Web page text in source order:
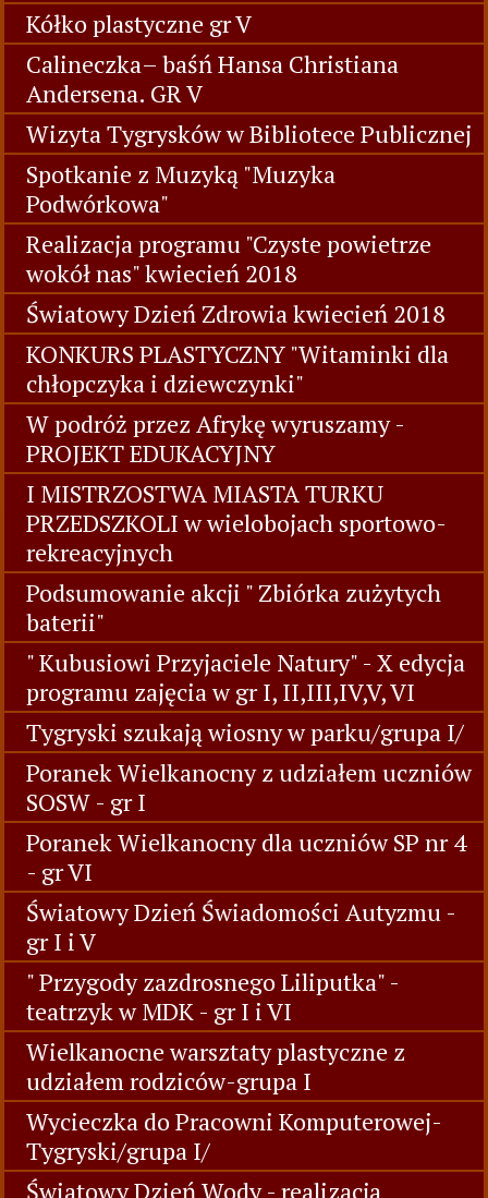
Kółko plastyczne gr V
Calineczka– baśń Hansa Christiana
Andersena. GR V
Wizyta Tygrysków w Bibliotece Publicznej
Spotkanie z Muzyką "Muzyka
Podwórkowa"
Realizacja programu "Czyste powietrze
wokół nas" kwiecień 2018
Światowy Dzień Zdrowia kwiecień 2018
KONKURS PLASTYCZNY "Witaminki dla
chłopczyka i dziewczynki"
W podróż przez Afrykę wyruszamy -
PROJEKT EDUKACYJNY
I MISTRZOSTWA MIASTA TURKU
PRZEDSZKOLI w wielobojach sportowo-
rekreacyjnych
Podsumowanie akcji " Zbiórka zużytych
baterii"
" Kubusiowi Przyjaciele Natury" - X edycja
programu zajęcia w gr I, II,III,IV,V, VI
Tygryski szukają wiosny w parku/grupa I/
Poranek Wielkanocny z udziałem uczniów
SOSW - gr I
Poranek Wielkanocny dla uczniów SP nr 4
- gr VI
Światowy Dzień Świadomości Autyzmu -
gr I i V
" Przygody zazdrosnego Liliputka" -
teatrzyk w MDK - gr I i VI
Wielkanocne warsztaty plastyczne z
udziałem rodziców-grupa I
Wycieczka do Pracowni Komputerowej-
Tygryski/grupa I/
Światowy Dzień Wody - realizacja